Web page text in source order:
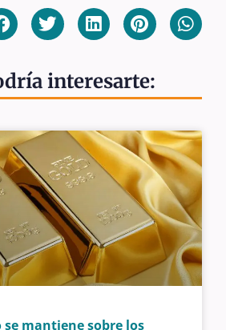
interesarte:
se mantiene sobre los